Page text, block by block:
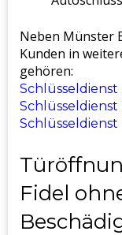
Neben Münster
Kunden in
gehören:
Fidel